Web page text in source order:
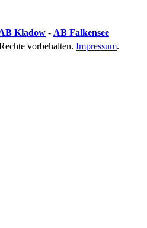
Kladow - AB Falkensee
vorbehalten. Impressum.